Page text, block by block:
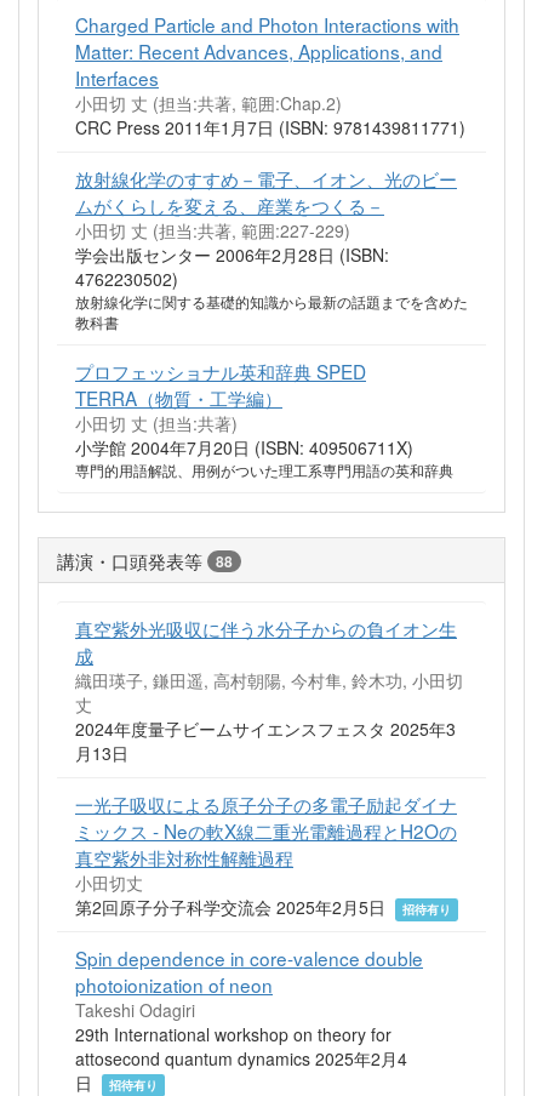
Charged Particle and Photon Interactions with
Matter: Recent Advances, Applications, and
Interfaces
小田切 丈 (担当:共著, 範囲:Chap.2)
CRC Press 2011年1月7日 (ISBN: 9781439811771)
放射線化学のすすめ－電子、イオン、光のビー
ムがくらしを変える、産業をつくる－
小田切 丈 (担当:共著, 範囲:227-229)
学会出版センター 2006年2月28日 (ISBN:
4762230502)
放射線化学に関する基礎的知識から最新の話題までを含めた
教科書
プロフェッショナル英和辞典 SPED
TERRA（物質・工学編）
小田切 丈 (担当:共著)
小学館 2004年7月20日 (ISBN: 409506711X)
専門的用語解説、用例がついた理工系専門用語の英和辞典
講演・口頭発表等 88
真空紫外光吸収に伴う水分子からの負イオン生
成
織田瑛子, 鎌田遥, 高村朝陽, 今村隼, 鈴木功, 小田切
丈
2024年度量子ビームサイエンスフェスタ 2025年3
月13日
一光子吸収による原子分子の多電子励起ダイナ
ミックス ‐ Neの軟X線二重光電離過程とH2Oの
真空紫外非対称性解離過程
小田切丈
第2回原子分子科学交流会 2025年2月5日
招待有り
Spin dependence in core-valence double
photoionization of neon
Takeshi Odagiri
29th International workshop on theory for
attosecond quantum dynamics 2025年2月4
日
招待有り